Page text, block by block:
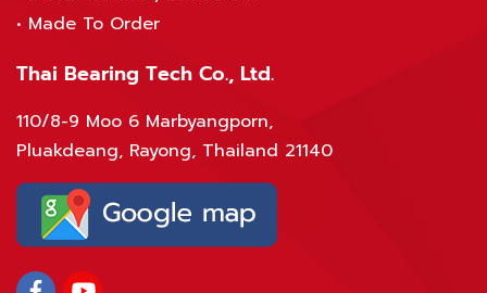
• Made To Order
Thai Bearing Tech Co., Ltd.
110/8-9 Moo 6 Marbyangporn,
Pluakdeang, Rayong, Thailand 21140